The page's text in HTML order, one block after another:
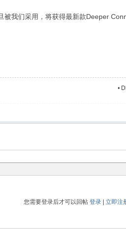
我们采用，将获得最新款Deeper
•
您需要登录后才可以回帖登录 |立即注